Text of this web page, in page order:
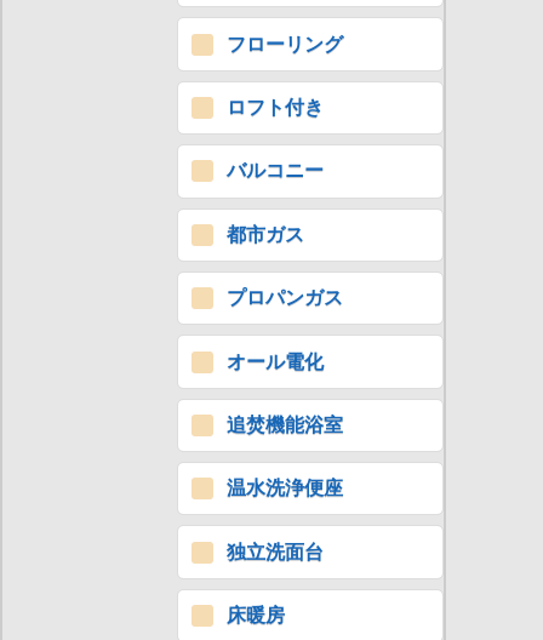
フローリング
ロフト付き
バルコニー
都市ガス
プロパンガス
オール電化
追焚機能浴室
温水洗浄便座
独立洗面台
床暖房